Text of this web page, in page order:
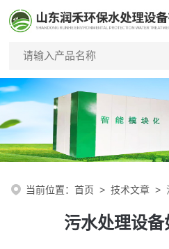
当前位置：首页 >技术文章 >
污水处理设备